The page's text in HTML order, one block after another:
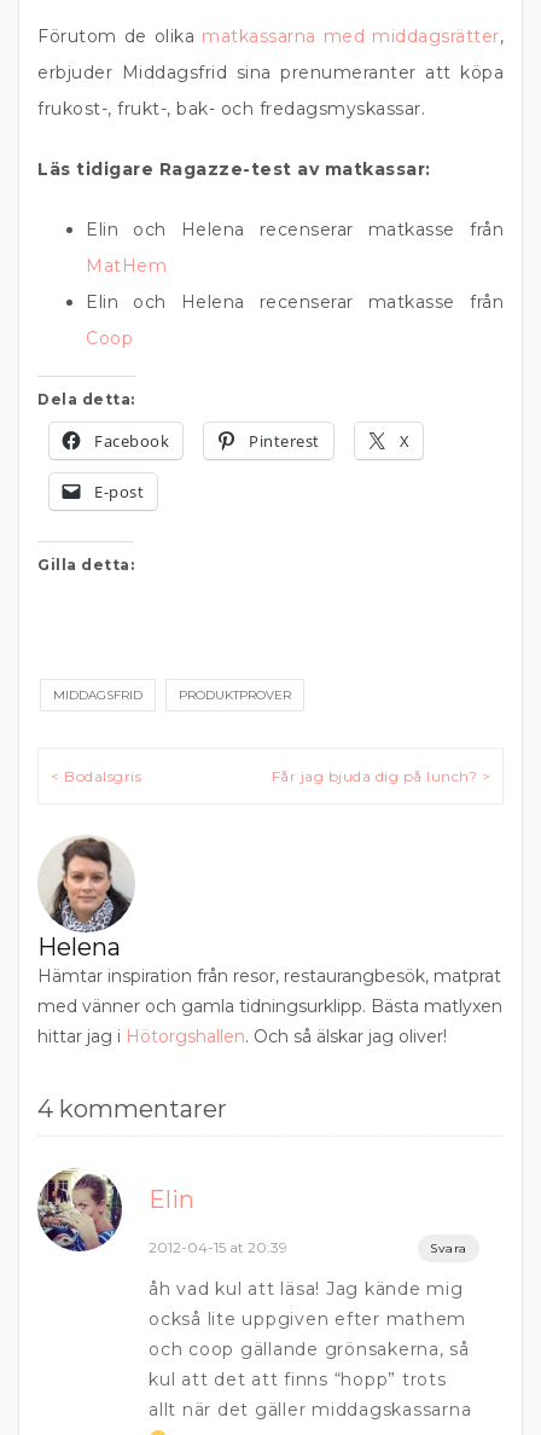
Förutom de olika matkassarna med middagsrätter,
erbjuder Middagsfrid sina prenumeranter att köpa
frukost-, frukt-, bak- och fredagsmyskassar.
Läs tidigare Ragazze-test av matkassar:
Elin och Helena recenserar matkasse från
MatHem
Elin och Helena recenserar matkasse från
Coop
Dela detta:
Facebook Pinterest X
E-post
Gilla detta:
MIDDAGSFRID PRODUKTPROVER
Inläggsnavigering
< Bodalsgris Får jag bjuda dig på lunch? >
Helena
Hämtar inspiration från resor, restaurangbesök, matprat
med vänner och gamla tidningsurklipp. Bästa matlyxen
hittar jag i Hötorgshallen. Och så älskar jag oliver!
4 kommentarer
Elin
2012-04-15 at 20:39 Svara
åh vad kul att läsa! Jag kände mig
också lite uppgiven efter mathem
och coop gällande grönsakerna, så
kul att det att finns “hopp” trots
allt när det gäller middagskassarna